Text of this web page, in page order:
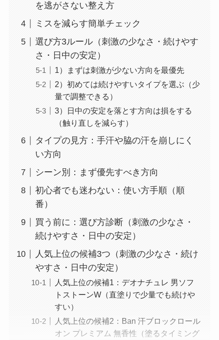
を逃がさない整え方
ミスを減らす簡単チェック
選び方3ルール（刺激の少なさ・続けやす
さ・日中の安定）
1）まずは刺激が少ない方向を最優先
2）初めては続けやすいタイプを選ぶ（少
量で調整できる）
3）日中の安定を落とす方向は損をする
（触り直しを減らす）
タイプの見方：手汗や脇の汗を崩しにく
い方向
シーン別：まず優先すべき方向
初心者でも迷わない：使い方手順（順
番）
買う前に：選び方診断（刺激の少なさ・
続けやすさ・日中の安定）
人気上位の候補3つ（刺激の少なさ・続け
やすさ・日中の安定）
人気上位の候補1：デオナチュレ 男ソフ
トストーンW（直塗りで少量でも続けや
すい）
人気上位の候補2：Ban 汗ブロックロール
オン プレミアム 無香性（塗るタイミング